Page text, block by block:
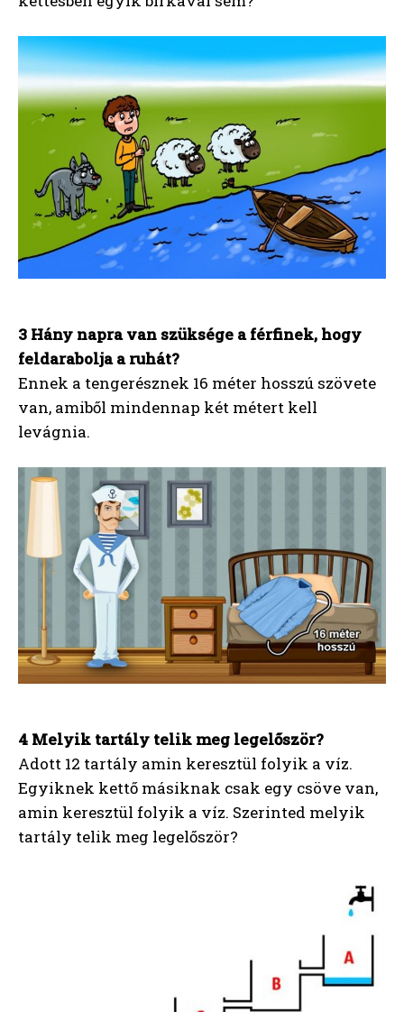
3 Hány napra van szüksége a férfinek, hogy
feldarabolja a ruhát?
Ennek a tengerésznek 16 méter hosszú szövete
van, amiből mindennap két métert kell
levágnia.
4 Melyik tartály telik meg legelőször?
Adott 12 tartály amin keresztül folyik a víz.
Egyiknek kettő másiknak csak egy csöve van,
amin keresztül folyik a víz. Szerinted melyik
tartály telik meg legelőször?